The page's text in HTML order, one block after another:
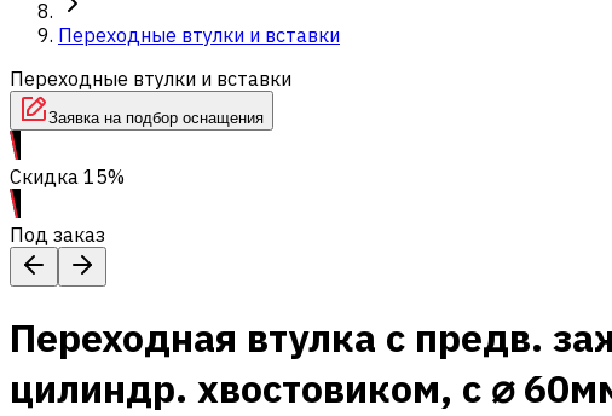
Переходные втулки и вставки
Переходные втулки и вставки
Заявка на подбор оснащения
Скидка 15%
Под заказ
Переходная втулка с предв.
цилиндр. хвостовиком, с ⌀